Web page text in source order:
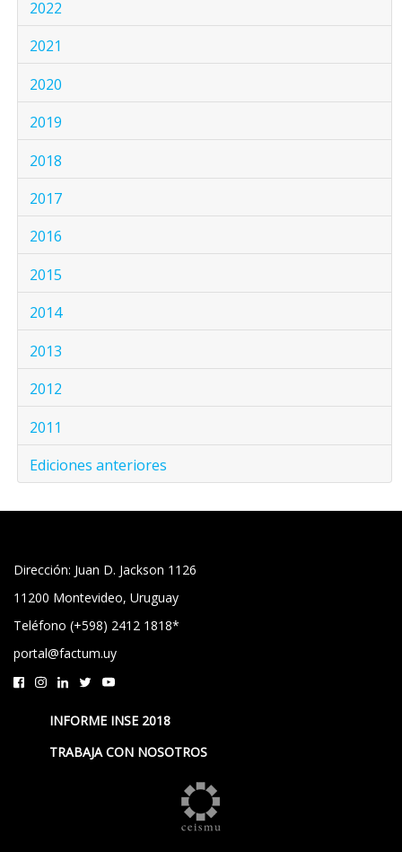
2022
2021
2020
2019
2018
2017
2016
2015
2014
2013
2012
2011
Ediciones anteriores
Dirección: Juan D. Jackson 1126
11200 Montevideo, Uruguay
Teléfono (+598) 2412 1818*
portal@factum.uy
INFORME INSE 2018
TRABAJA CON NOSOTROS